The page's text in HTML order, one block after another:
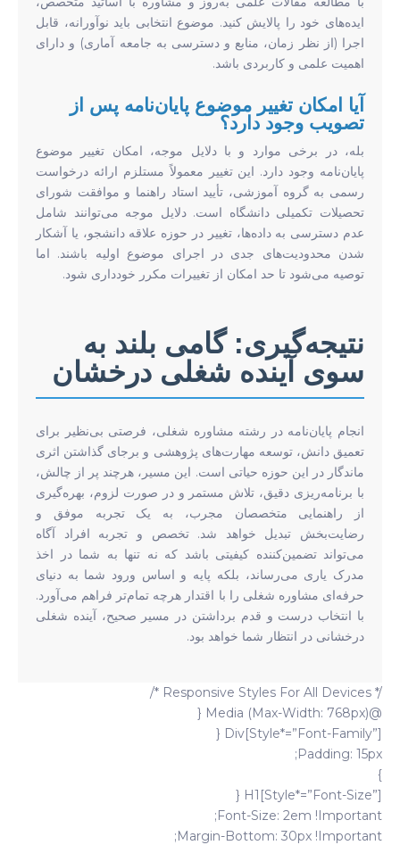
ایده‌های خود را پالایش کنید. موضوع انتخابی باید نوآورانه، قابل
اجرا (از نظر زمان، منابع و دسترسی به جامعه آماری) و دارای
اهمیت علمی و کاربردی باشد.
آیا امکان تغییر موضوع پایان‌نامه پس از
تصویب وجود دارد؟
بله، در برخی موارد و با دلایل موجه، امکان تغییر موضوع
پایان‌نامه وجود دارد. این تغییر معمولاً مستلزم ارائه درخواست
رسمی به گروه آموزشی، تأیید استاد راهنما و موافقت شورای
تحصیلات تکمیلی دانشگاه است. دلایل موجه می‌توانند شامل
عدم دسترسی به داده‌ها، تغییر در حوزه علاقه دانشجو، یا آشکار
شدن محدودیت‌های جدی در اجرای موضوع اولیه باشند. اما
توصیه می‌شود تا حد امکان از تغییرات مکرر خودداری شود.
نتیجه‌گیری: گامی بلند به
سوی آینده شغلی درخشان
انجام پایان‌نامه در رشته مشاوره شغلی، فرصتی بی‌نظیر برای
تعمیق دانش، توسعه مهارت‌های پژوهشی و برجای گذاشتن اثری
ماندگار در این حوزه حیاتی است. این مسیر، هرچند پر از چالش،
با برنامه‌ریزی دقیق، تلاش مستمر و در صورت لزوم، بهره‌گیری
از راهنمایی متخصصان مجرب، به یک تجربه موفق و
رضایت‌بخش تبدیل خواهد شد. تخصص و تجربه افراد آگاه
می‌تواند تضمین‌کننده کیفیتی باشد که نه تنها به شما در اخذ
مدرک یاری می‌رساند، بلکه پایه و اساس ورود شما به دنیای
حرفه‌ای مشاوره شغلی را با اقتدار هرچه تمام‌تر فراهم می‌آورد.
با انتخاب درست و قدم برداشتن در مسیر صحیح، آینده شغلی
درخشانی در انتظار شما خواهد بود.
/* Responsive Styles For All Devices */
@media (max-Width: 768px) {
Div[style*=”font-Family”] {
Padding: 15px;
}
H1[style*=”font-Size”] {
Font-Size: 2em !important;
Margin-Bottom: 30px !important;